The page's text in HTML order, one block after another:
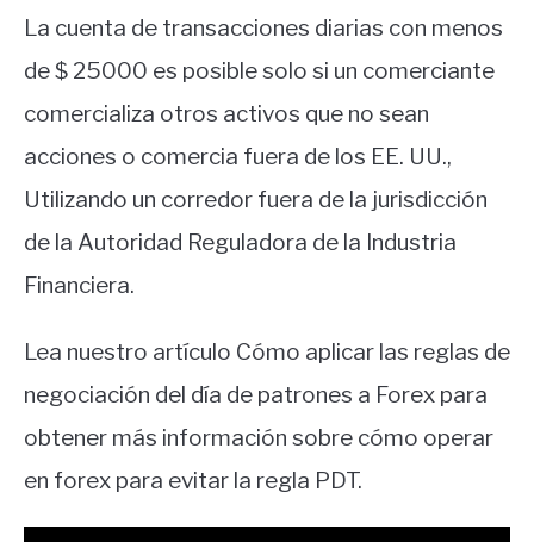
La cuenta de transacciones diarias con menos
de $ 25000 es posible solo si un comerciante
comercializa otros activos que no sean
acciones o comercia fuera de los EE. UU.,
Utilizando un corredor fuera de la jurisdicción
de la Autoridad Reguladora de la Industria
Financiera.
Lea nuestro artículo Cómo aplicar las reglas de
negociación del día de patrones a Forex para
obtener más información sobre cómo operar
en forex para evitar la regla PDT.